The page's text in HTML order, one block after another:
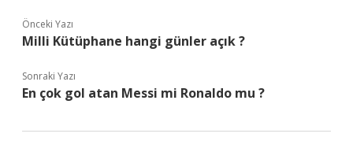
Önceki Yazı
Milli Kütüphane hangi günler açık ?
Sonraki Yazı
En çok gol atan Messi mi Ronaldo mu ?